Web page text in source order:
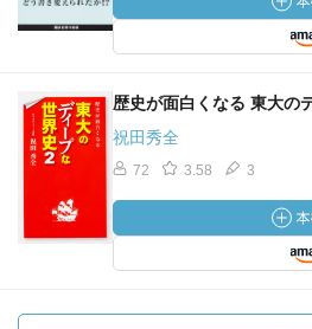
です。
のひとつは、受け継がれてきた文
たの歴史にあります。しかし、異
から同じ出来事を見たときに、は
あり続けるのでしょうか？
安直な超越性は、容易に人を殺し
めに、私たちは歴史をさかのぼり
歴史が面白くなる 東大の
祝田秀全
72 3.58 3